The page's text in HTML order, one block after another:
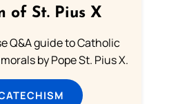
of St. Pius X
Q&A guide to Catholic
by Pope St. Pius X.